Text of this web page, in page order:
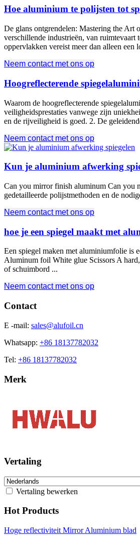
Hoe aluminium te polijsten tot
De glans ontgrendelen: Mastering the Art
verschillende industrieën, van ruimtevaart
oppervlakken vereist meer dan alleen een
Neem contact met ons op
Hoogreflecterende
Waarom de hoogreflecterende
veiligheidsprestaties vanwege zijn
en de rijveiligheid is goed. 2. De
Neem contact met ons op
Kun je aluminium afwerking
Can you mirror finish aluminum Can you
gedetailleerde polijstmethoden en de
Neem contact met ons op
hoe je een spiegel maakt met
Een spiegel maken met aluminiumfolie is
Aluminum foil White glue Scissors A hard,
of schuimbord ...
Neem contact met ons op
Contact
E -mail: sales@alufoil.cn
Whatsapp: +86 18137782032
Tel: +86 18137782032
Merk
Vertaling
Vertaling bewerken
Hot Products
Hoge reflectiviteit Mirror Aluminium blad